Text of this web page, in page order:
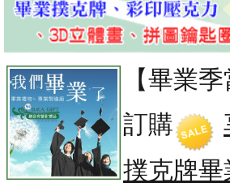
【畢業
訂購
撲克牌畢